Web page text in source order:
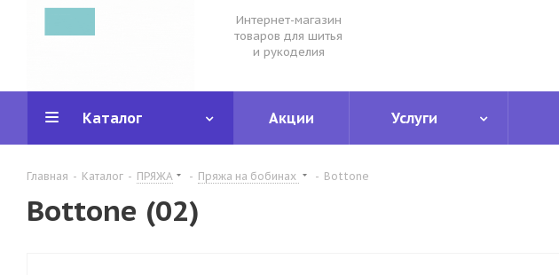
Интернет-магазин
товаров для шитья
и рукоделия
Каталог Акции Услуги
Главная - Каталог - ПРЯЖА - Пряжа на бобинах - Bottone
Bottone (02)